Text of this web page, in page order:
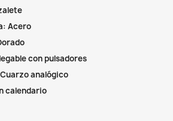
Acero
con pulsadores
analógico
calendario